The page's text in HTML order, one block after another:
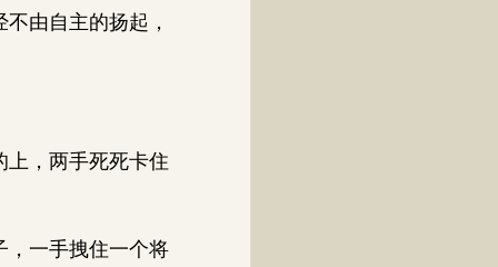
由自主的扬起，
，两手死死卡住
一手拽住一个将